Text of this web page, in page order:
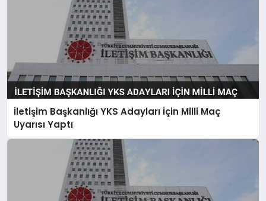
İletişim Başkanlığı YKS Adayları İçin Milli Maç
Uyarısı Yaptı